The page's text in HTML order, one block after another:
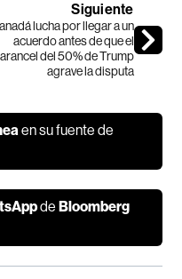
Siguiente
lucha por llegar a un
acuerdo antes de que el
arancel del 50% de Trump
agrave la disputa
en su fuente de
deBloomberg